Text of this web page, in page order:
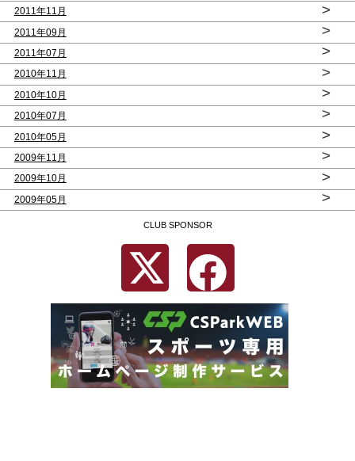
2011年11月 >
2011年09月 >
2011年07月 >
2010年11月 >
2010年10月 >
2010年07月 >
2010年05月 >
2009年11月 >
2009年10月 >
2009年05月 >
CLUB SPONSOR